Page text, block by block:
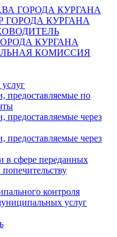
ГОРОДА КУРГАНА
ГОРОДА КУРГАНА
КУРГАНА
КОМИССИЯ
предоставляемые по
через
через
в сфере переданных
контроля
услуг